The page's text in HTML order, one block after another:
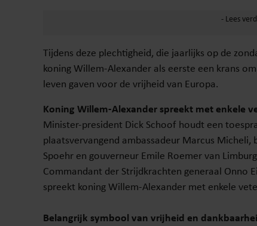
Tijdens deze plechtigheid, die jaarlijks op de
koning Willem-Alexander als eerste een krans
leven gaven voor de vrijheid van Europa.
Koning Willem-Alexander spreekt met enkele
Minister-president Dick Schoof houdt een
plaatsvervangend ambassadeur Marcus Micheli,
Spoehr en gouverneur Emile Roemer van
Commandant der Strijdkrachten generaal Onno
spreekt koning Willem-Alexander met enkele
Belangrijk symbool van vrijheid en